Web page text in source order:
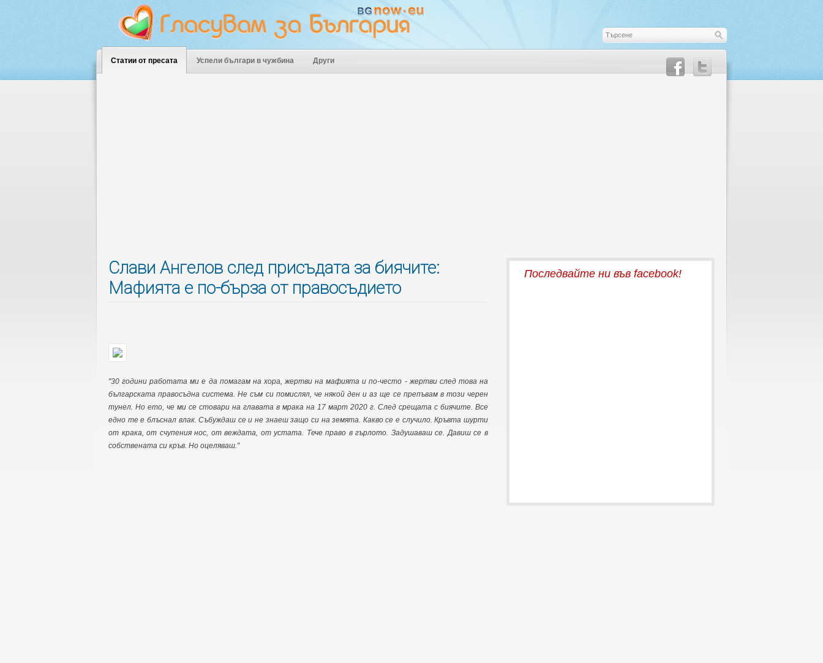
Статии от пресата Успели българи в чужбина Други
Слави Ангелов след присъдата за биячите:
Мафията е по-бърза от правосъдието
"30 години работата ми е да помагам на хора, жертви на мафията и по-често - жертви след това на
българската правосъдна система. Не съм си помислял, че някой ден и аз ще се препъвам в този черен
тунел. Но ето, че ми се стовари на главата в мрака на 17 март 2020 г. След срещата с биячите. Все
едно те е блъснал влак. Събуждаш се и не знаеш защо си на земята. Какво се е случило. Кръвта шурти
от крака, от счупения нос, от веждата, от устата. Тече право в гърлото. Задушаваш се. Давиш се в
собствената си кръв. Но оцеляваш."
Последвайте ни във facebook!